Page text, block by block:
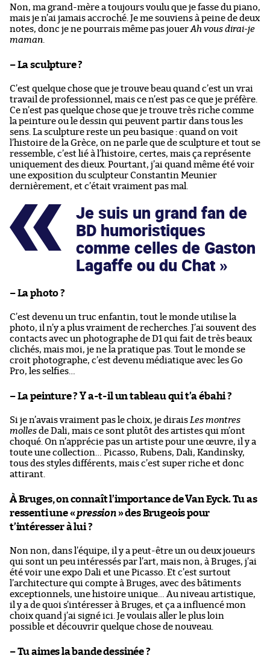
Non, ma grand-mère a toujours voulu que je fasse du piano,
mais je n’ai jamais accroché. Je me souviens à peine de deux
notes, donc je ne pourrais même pas jouer Ah vous dirai-je
maman
– La sculpture ?
C’est quelque chose que je trouve beau quand c’est un vrai
travail de professionnel, mais ce n’est pas ce que je préfère.
Ce n’est pas quelque chose que je trouve très riche comme
la peinture ou le dessin qui peuvent partir dans tous les
sens. La sculpture reste un peu basique : quand on voit
l’histoire de la Grèce, on ne parle que de sculpture et tout se
ressemble, c’est lié à l’histoire, certes, mais ça représente
uniquement des dieux. Pourtant, j’ai quand même été voir
une exposition du sculpteur Constantin Meunier
dernièrement, et c’était vraiment pas mal.
Je suis un grand fan de
BD humoristiques
comme celles de Gaston
Lagaffe ou du Chat
– La photo ?
C’est devenu un truc enfantin, tout le monde utilise la
photo, il n’y a plus vraiment de recherches. J’ai souvent des
contacts avec un photographe de D1 qui fait de très beaux
clichés, mais moi, je ne la pratique pas. Tout le monde se
croit photographe, c’est devenu médiatique avec les Go
Pro, les selfies…
– La peinture ? Y a-t-il un tableau qui t’a ébahi ?
Si je n’avais vraiment pas le choix, je dirais Les montres
molles de Dali, mais ce sont plutôt des artistes qui m’ont
choqué. On n’apprécie pas un artiste pour une œuvre, il y a
toute une collection… Picasso, Rubens, Dali, Kandinsky,
tous des styles différents, mais c’est super riche et donc
attirant.
À Bruges, on connaît l’importance de Van Eyck. Tu as
ressenti une «pression» des Brugeois pour
t’intéresser à lui ?
Non non, dans l’équipe, il y a peut-être un ou deux joueurs
qui sont un peu intéressés par l’art, mais non, à Bruges, j’ai
été voir une expo Dali et une Picasso. Et c’est surtout
l’architecture qui compte à Bruges, avec des bâtiments
exceptionnels, une histoire unique… Au niveau artistique,
il y a de quoi s’intéresser à Bruges, et ça a influencé mon
choix quand j’ai signé ici. Je voulais aller le plus loin
possible et découvrir quelque chose de nouveau.
– Tu aimes la bande dessinée ?